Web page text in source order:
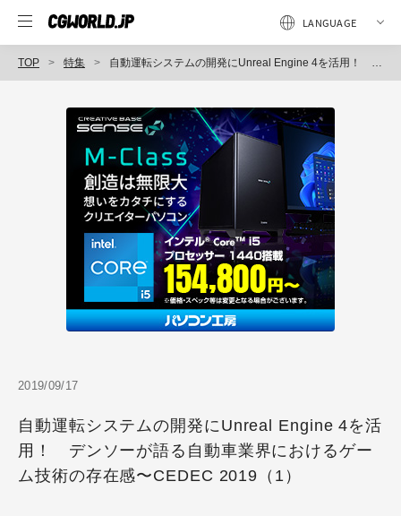
TOP 特集 自動運転システムの開発にUnreal Engine 4を活用！ デンソーが語る自動車業界におけるゲーム技術の存在感〜CEDEC 2019（1）
2019/09/17
自動運転システムの開発にUnreal Engine 4を活
用！ デンソーが語る自動車業界におけるゲー
ム技術の存在感〜CEDEC 2019（1）